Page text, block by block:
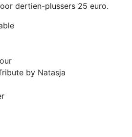
dertien-plussers 25 euro.
by Natasja